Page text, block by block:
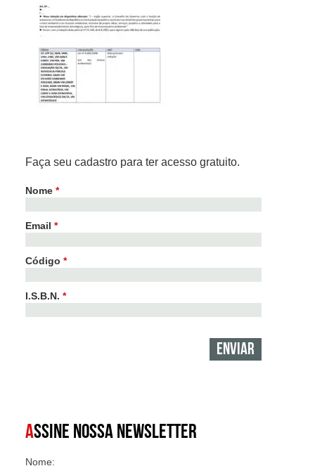
Faça seu cadastro para ter acesso gratuito.
Nome *
Email *
Código *
I.S.B.N. *
ASSINE NOSSA NEWSLETTER
Nome: